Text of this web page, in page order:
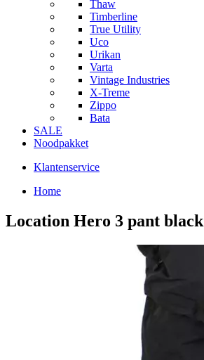
Thaw
Timberline
True Utility
Uco
Urikan
Varta
Vintage Industries
X-Treme
Zippo
Bata
SALE
Noodpakket
Klantenservice
Home
Location Hero 3 pant black